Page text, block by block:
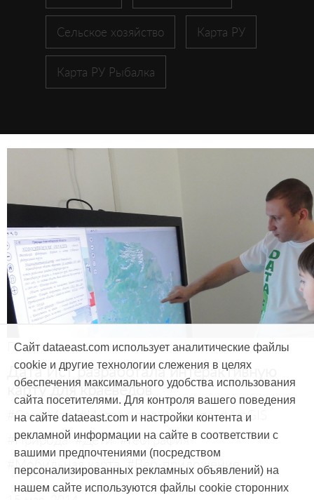
Сельское хозяйство Карта РУ
Карта РУ Рыбалка
Продукты и услуги
Дата Ист разработала интерактивную
карту для краеведов
#CarryMap #Интерактивная карта #ArcGIS
#Природа #Дети #География
#Мобильная карта #Веб-приложение
Сайт dataeast.com использует аналитические файлы
cookie и другие технологии слежения в целях
обеспечения максимального удобства использования
сайта посетителями. Для контроля вашего поведения
на сайте dataeast.com и настройки контента и
рекламной информации на сайте в соответствии с
вашими предпочтениями (посредством
персонализированных рекламных объявлений) на
нашем сайте используются файлы cookie сторонних